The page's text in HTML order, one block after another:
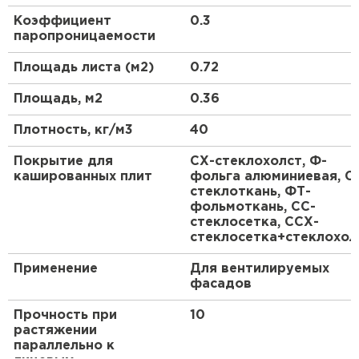
дополнительной пароизоляции и ветрозащиты, а
также в качестве теплоизоляционного слоя при
внутреннем выполнении изоляции без
дополнительной облицовки.
Коэффициент
паропроницаемости
0.3
Площадь листа (м2) 0.72
Площадь, м2 0.36
Плотность, кг/м3 40
Покрытие для
кашированных плит
СХ-стеклохолст, Ф-
фольга алюминиевая,
стеклоткань, ФТ-
фольмоткань, СС-
стеклосетка, ССХ-
Применение
Для вентилируемых
фасадов
Прочность при
растяжении
параллельно к
10
ПЕРЕЙТИ
Утеплитель Isoroc
Утеплитель Isover
Утеплитель Paroc